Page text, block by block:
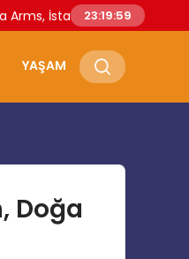
İstanbul Prohunt 2026’da
23:20:00
YAŞAM
Doğa